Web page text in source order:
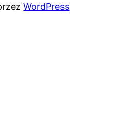
WordPress